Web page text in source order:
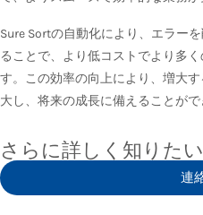
Sure Sortの自動化により、エラー
ることで、より低コストでより多
す。この効率の向上により、増大
大し、将来の成長に備えることがで
さらに詳しく知りた
連